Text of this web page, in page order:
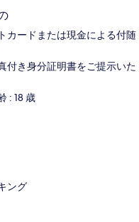
カードまたは現金による付随
付き身分証明書をご提示いた
: 18 歳
ング